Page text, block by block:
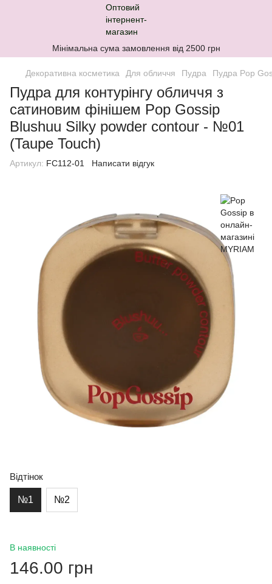
Мінімальна сума замовлення від 2500 грн
Декоративна косметика Для обличчя Пудра Пудра Pop
Пудра для контурінгу обличчя з
сатиновим фінішем Pop Gossip
Blushuu Silky powder contour - №01
(Taupe Touch)
Артикул: FC112-01 Написати відгук
Відтінок
№1 №2
В наявності
146.00 грн